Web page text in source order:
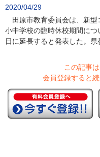
2020/04/29
田原市教育委員会は、新型
小中学校の臨時休校期間に
日に延長すると発表した。県
この記事
会員登録すると